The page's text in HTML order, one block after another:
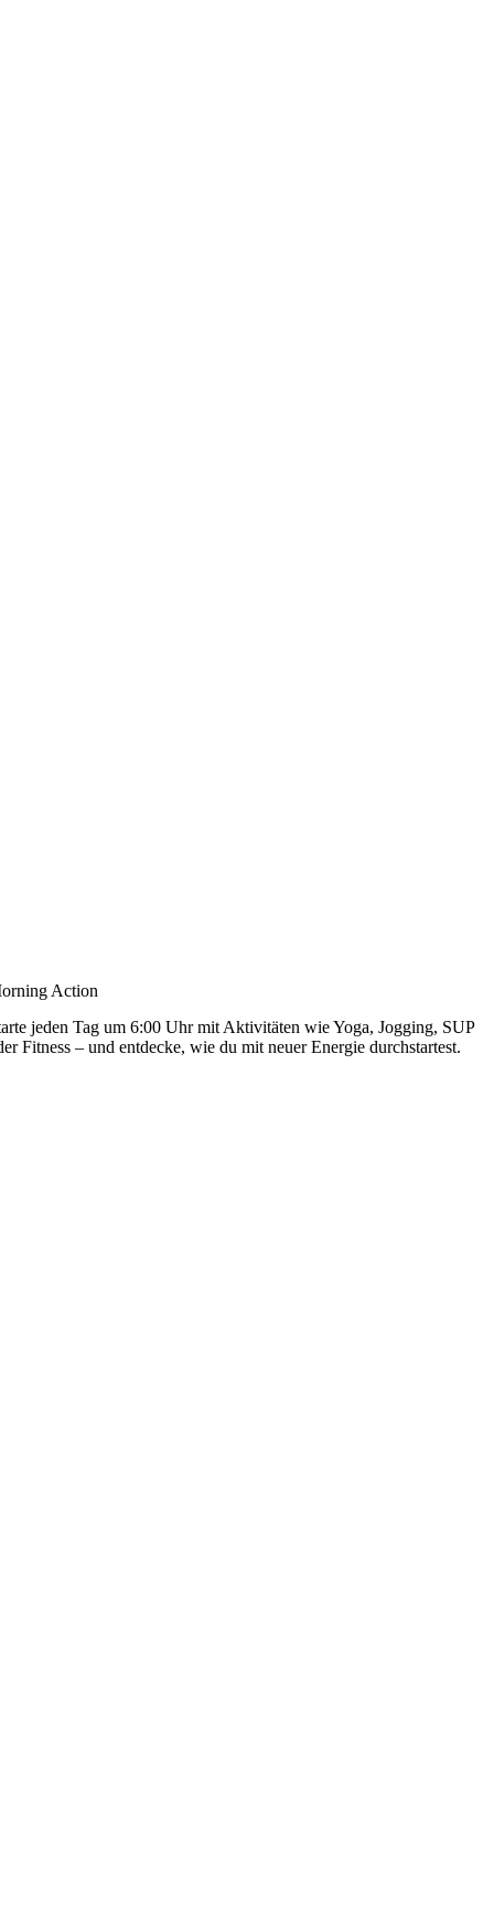
Action
jeden Tag um 6:00 Uhrmit Aktivitäten wie Yoga, Jogging, SUP
Fitness – und entdecke, wie du mit neuer Energie durchstartest.